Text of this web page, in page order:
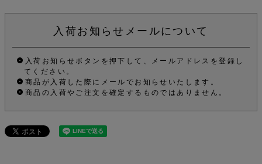
入荷お知らせメールについて
入荷お知らせボタンを押下して、メールアドレスを登録し
てください。
商品が入荷した際にメールでお知らせいたします。
商品の入荷やご注文を確定するものではありません。